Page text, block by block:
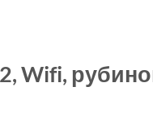
Wifi,